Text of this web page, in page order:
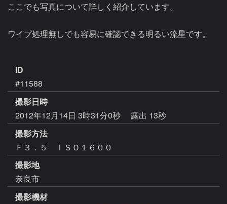
ここでも写真について詳しく紹介しています。
ワイプ処理無しでも容易に確認できる明るい流星です。
ID
#11588
撮影日時
2012年12月14日 3時31分0秒
露出 13秒
撮影方法
Ｆ３．５ ＩＳＯ１６００
撮影地
奈良市
撮影機材